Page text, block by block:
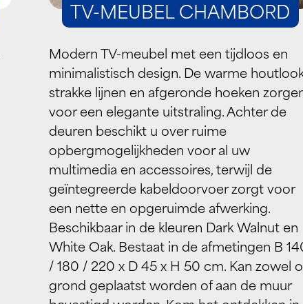
TV-MEUBEL CHAMBORD
Modern TV-meubel met een tijdloos en
minimalistisch design. De warme
strakke lijnen en afgeronde hoeken
voor een elegante uitstraling. Achter de
deuren beschikt u over ruime
opbergmogelijkheden voor al uw
multimedia en accessoires, terwijl de
geïntegreerde kabeldoorvoer zorgt voor
een nette en opgeruimde afwerking.
Beschikbaar in de kleuren Dark Walnut en
White Oak. Bestaat in de afmetingen B
/ 180 / 220 x D 45 x H 50 cm. Kan zowel
grond geplaatst worden of aan de muur